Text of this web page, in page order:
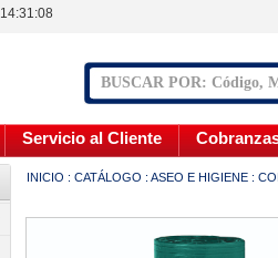
14:31:08
Servicio al Cliente
INICIO : CATÁLOGO : ASEO E HIGIENE :